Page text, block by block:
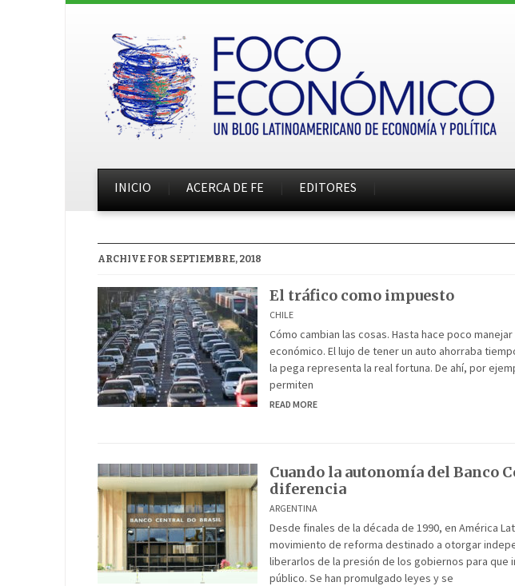
INICIO ACERCA DE FE EDITORES
ARCHIVE FOR SEPTIEMBRE, 2018
El tráfico como impuesto
CHILE
Cómo cambian las cosas. Hasta hace poco
económico. El lujo de tener un auto ahorraba
la pega representa la real fortuna. De ahí, por
permiten
READ MORE
Cuando la autonomía del Banco
diferencia
ARGENTINA
Desde finales de la década de 1990, en América
movimiento de reforma destinado a otorgar
liberarlos de la presión de los gobiernos para que
público. Se han promulgado leyes y se